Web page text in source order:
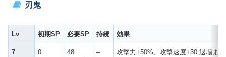
刃鬼
Lv 初期SP 必要SP 持続 効果
7 0 48 – 攻撃力+50%、攻撃速度+30 退場ま